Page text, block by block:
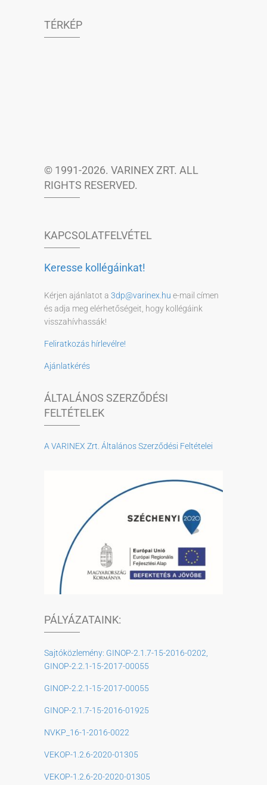
TÉRKÉP
© 1991-2026. VARINEX ZRT. ALL
RIGHTS RESERVED.
KAPCSOLATFELVÉTEL
Keresse kollégáinkat!
Kérjen ajánlatot a 3dp@varinex.hu e-mail címen
és adja meg elérhetőségeit, hogy kollégáink
visszahívhassák!
Feliratkozás hírlevélre!
Ajánlatkérés
ÁLTALÁNOS SZERZŐDÉSI
FELTÉTELEK
A VARINEX Zrt. Általános Szerződési Feltételei
PÁLYÁZATAINK:
Sajtóközlemény: GINOP-2.1.7-15-2016-0202,
GINOP-2.2.1-15-2017-00055
GINOP-2.2.1-15-2017-00055
GINOP-2.1.7-15-2016-01925
NVKP_16-1-2016-0022
VEKOP-1.2.6-2020-01305
VEKOP-1.2.6-20-2020-01305